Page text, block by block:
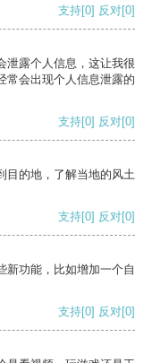
支持[0] 反对[0]
泄露个人信息，这让我很
常会出现个人信息泄露的
支持[0] 反对[0]
目的地，了解当地的风土
支持[0] 反对[0]
新功能，比如增加一个自
支持[0] 反对[0]